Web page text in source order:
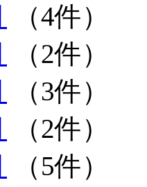
（4件）
（2件）
（3件）
（2件）
（5件）